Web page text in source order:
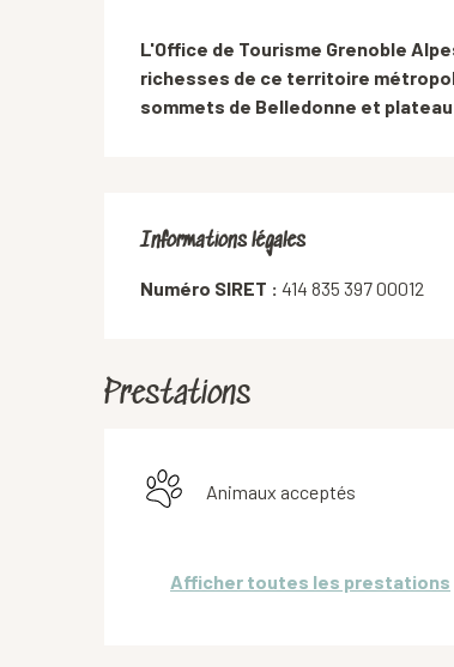
Description
L'Office de Tourisme Grenoble
richesses de ce territoire
sommets de Belledonne et plateau
Informations légales
Informations légales
Numéro SIRET : 414 835 397 00012
Prestations
Animaux acceptés
Afficher toutes les prestations